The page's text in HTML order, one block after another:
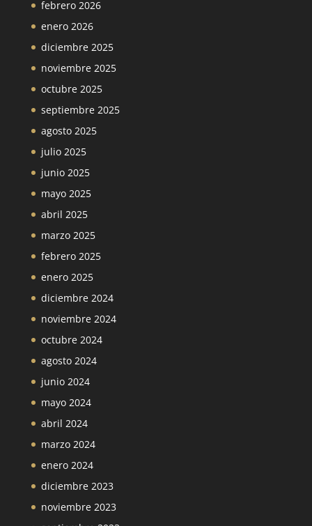
febrero 2026
enero 2026
diciembre 2025
noviembre 2025
octubre 2025
septiembre 2025
agosto 2025
julio 2025
junio 2025
mayo 2025
abril 2025
marzo 2025
febrero 2025
enero 2025
diciembre 2024
noviembre 2024
octubre 2024
agosto 2024
junio 2024
mayo 2024
abril 2024
marzo 2024
enero 2024
diciembre 2023
noviembre 2023